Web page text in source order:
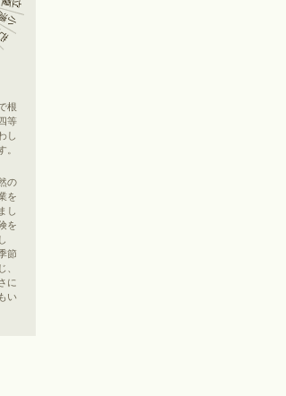
根
等
し
。
の
を
し
を
節
、
に
い